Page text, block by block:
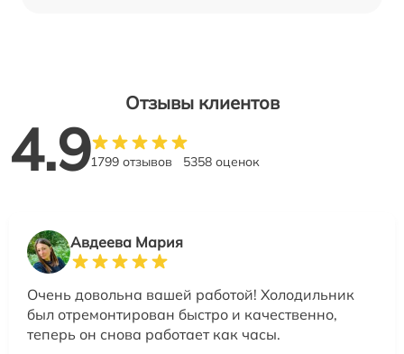
Отзывы клиентов
4.91799 отзывов 5358 оценок
Авдеева Мария
Очень довольна вашей работой! Холодильник
был отремонтирован быстро и качественно,
теперь он снова работает как часы.